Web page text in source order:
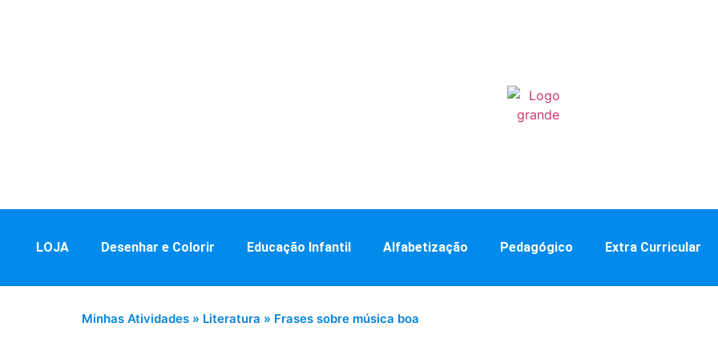
LOJA Desenhar e Colorir Educação Infantil Alfabetização Pedagógico Extra Curricular
Minhas Atividades » Literatura » Frases sobre música boa